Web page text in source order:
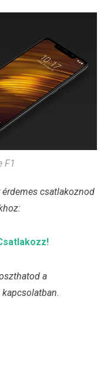
F1
csatlakoznod
a